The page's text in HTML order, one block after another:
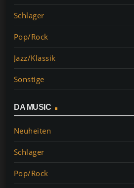
Schlager
Pop/Rock
Jazz/Klassik
Sonstige
DA MUSIC
Neuheiten
Schlager
Pop/Rock